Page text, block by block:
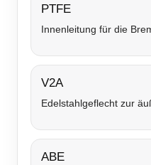
PTFE
Innenleitung für die
V2A
Edelstahlgeflecht zur
ABE